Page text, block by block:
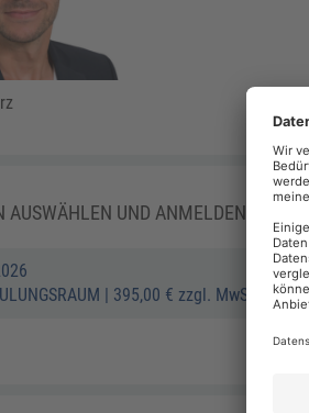
AUSWÄHLEN UND ANMELDEN:
| 395,00 € zzgl. MwSt.